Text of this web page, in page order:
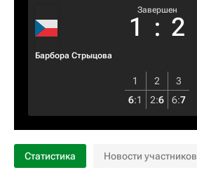
Барбора Стрыцова
Завершен
1 : 2
1 2
3
6:1 2:6 6:7
Статистика Новости участников